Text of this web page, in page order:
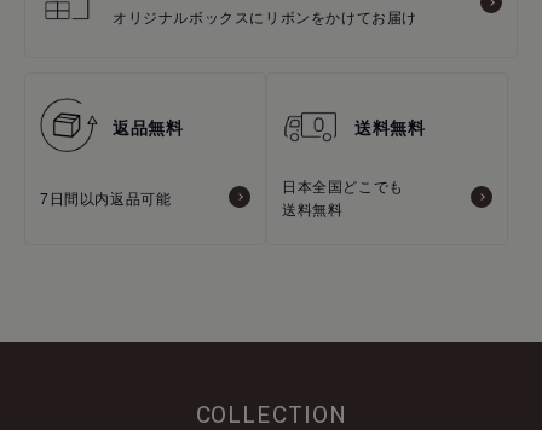
オリジナルボックスにリボンをかけてお届け
返品無料
7日間以内返品可能
送料無料
日本全国どこでも
送料無料
COLLECTION